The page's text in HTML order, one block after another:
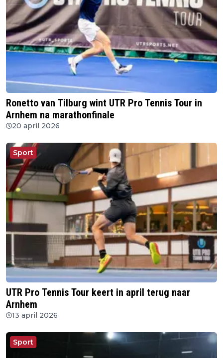
Ronetto van Tilburg wint UTR Pro Tennis Tour in
Arnhem na marathonfinale
20 april 2026
Sport
UTR Pro Tennis Tour keert in april terug naar
Arnhem
13 april 2026
Sport